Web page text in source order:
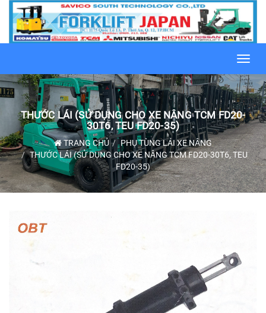
THƯỚC LÁI (SỬ DỤNG CHO XE NÂNG TCM FD20-
30T6, TEU FD20-35)
TRANG CHỦ
PHỤ TÙNG LÁI XE NÂNG
THƯỚC LÁI (SỬ DỤNG CHO XE NÂNG TCM FD20-30T6, TEU
FD20-35)